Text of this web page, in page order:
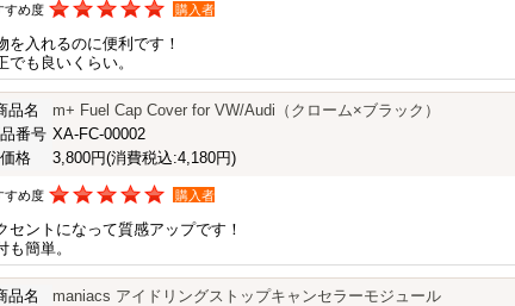
すめ度 購入者
を入れるのに便利です！
でも良いくらい。
品名
m+ Fuel Cap Cover for VW/Audi（クローム×ブラック）
番号 XA-FC-00002
価格
3,800円(消費税込:4,180円)
すめ度 購入者
セントになって質感アップです！
も簡単。
品名
maniacs アイドリングストップキャンセラーモジュール